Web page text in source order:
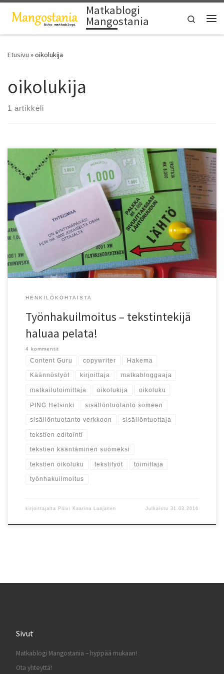
Skip to content Matkablogi
Mangostania
Search
Etusivu »oikolukija
oikolukija
1 artikkeli
”On syntymäpäiväsi. Peri mk 1000 jokaiselta osanottajalta.”
HENKILÖKOHTAISTA
Työnhakuilmoitus – tekstintekijä
haluaa pelata!
4 kommentit
Content Guru copywriter Hakema
Käännöstyöt kirjoittaja matkabloggaaja
matkailutoimittaja oikolukija oikoluku
PING Helsinki sisällöntuotanto someen
sisällöntuotanto verkkoon sisällöntuottaja
tekstien editointi
tekstien kääntäminen suomeksi
tekstien oikoluku tekstityöt toimittaja
työnhakuilmoitus
kirjoittajalta Päivi Kaarina Laajanen Julkaistu31.03.2016
Sivut
Matkablogi Mangostania – hyppää mukaan!
Ota yhteyttä!